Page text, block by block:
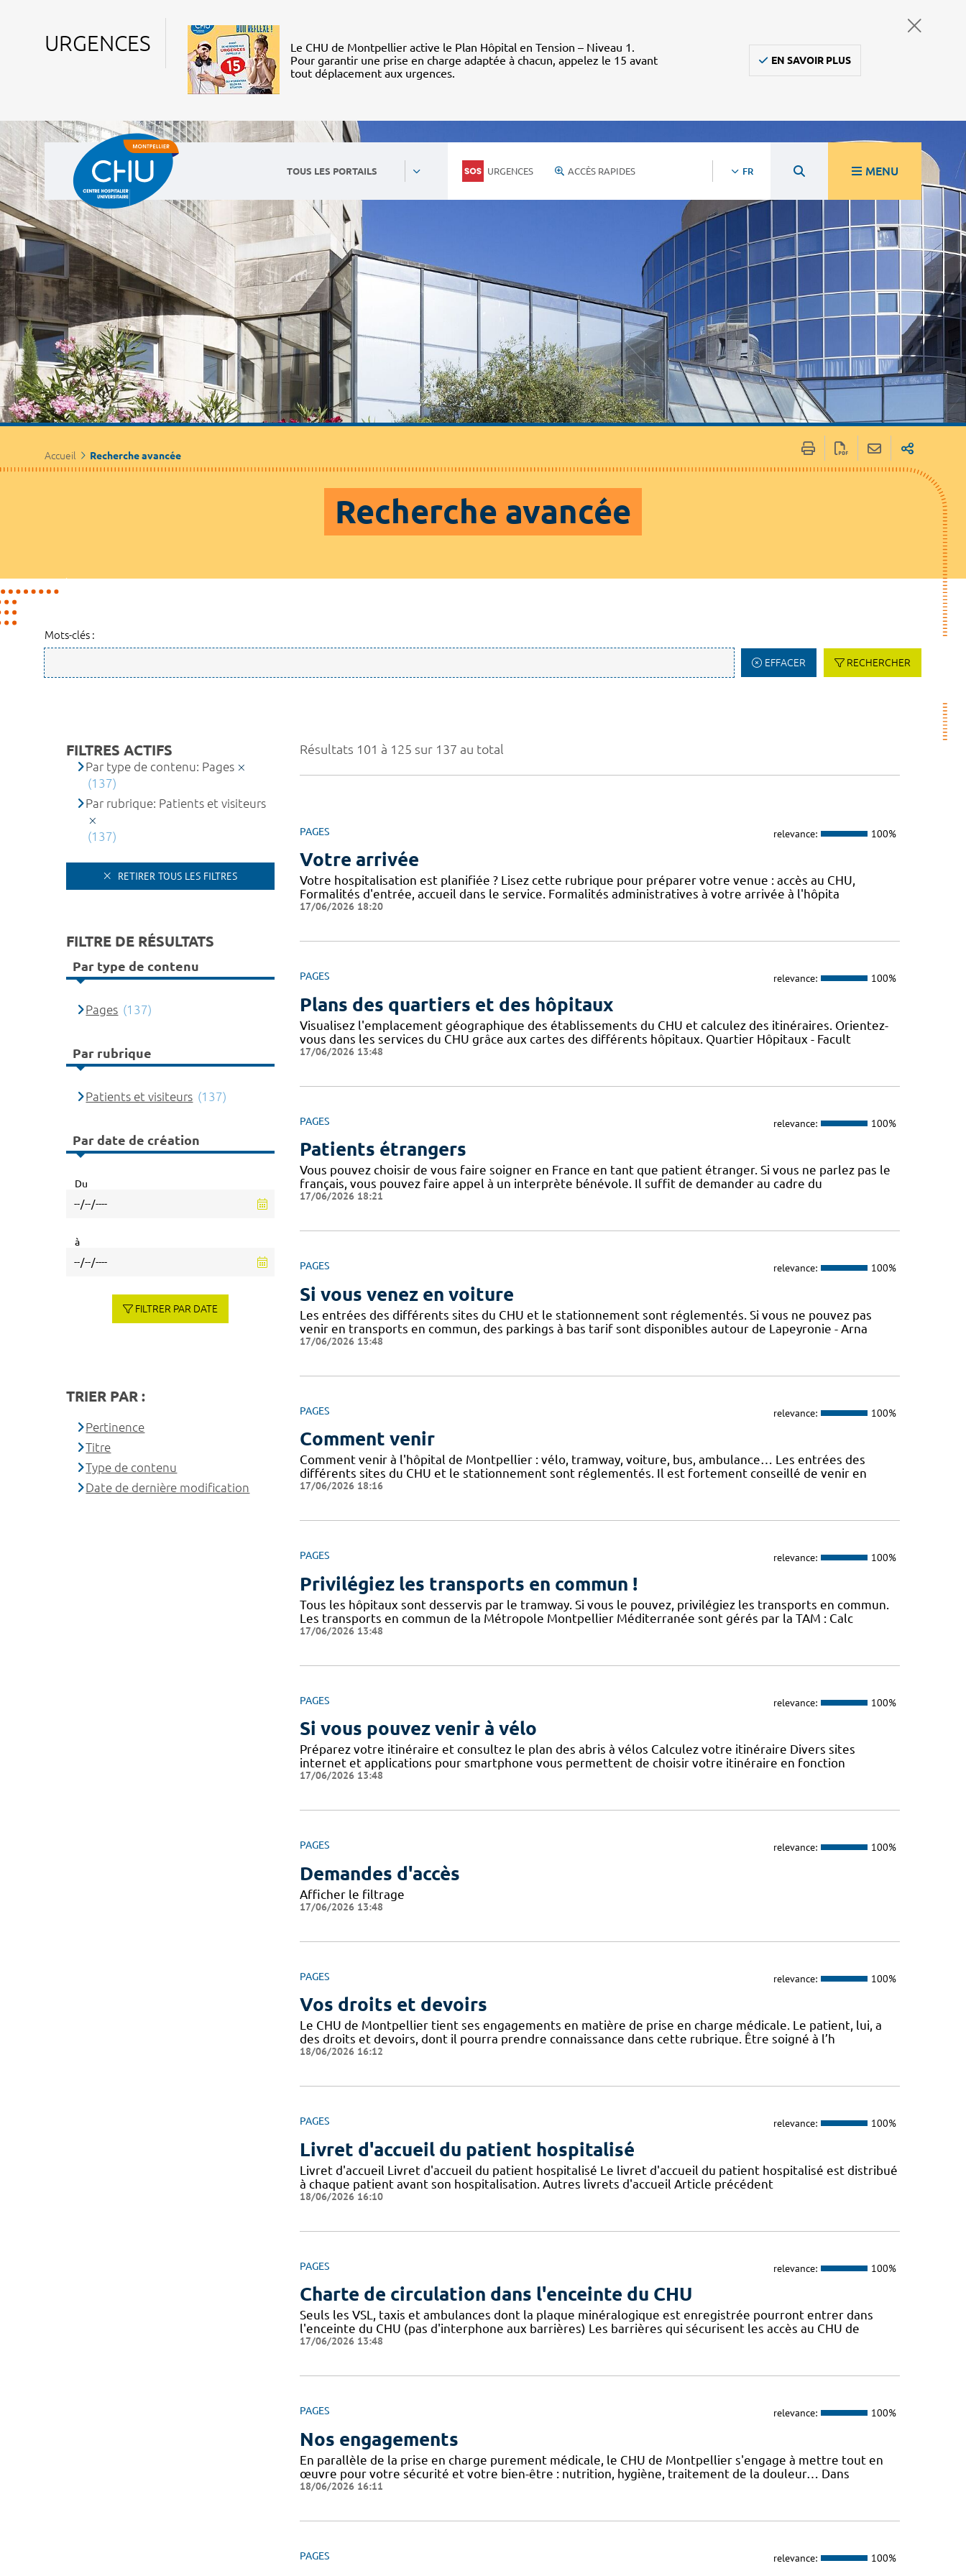
URGENCES
Le CHU de Montpellier active le Plan Hôpital en Tension – Niveau 1.
Pour garantir une prise en charge adaptée à chacun, appelez le 15 avant
tout déplacement aux urgences.
EN SAVOIR PLUS
TOUS LES PORTAILS URGENCES ACCÈS RAPIDES FR MENU
Accueil Recherche avancée
Recherche avancée
Mots-clés :
EFFACER RECHERCHER
Résultats 101 à 125 sur 137 au total
PAGES relevance: 100%
Votre arrivée
Votre hospitalisation est planifiée ? Lisez cette rubrique pour préparer votre venue : accès au CHU,
Formalités d'entrée, accueil dans le service. Formalités administratives à votre arrivée à l'hôpita
17/06/2026 18:20
PAGES relevance: 100%
Plans des quartiers et des hôpitaux
Visualisez l'emplacement géographique des établissements du CHU et calculez des itinéraires. Orientez-
vous dans les services du CHU grâce aux cartes des différents hôpitaux. Quartier Hôpitaux - Facult
17/06/2026 13:48
PAGES relevance: 100%
Patients étrangers
Vous pouvez choisir de vous faire soigner en France en tant que patient étranger. Si vous ne parlez pas le
français, vous pouvez faire appel à un interprète bénévole. Il suffit de demander au cadre du
17/06/2026 18:21
PAGES relevance: 100%
Si vous venez en voiture
Les entrées des différents sites du CHU et le stationnement sont réglementés. Si vous ne pouvez pas
venir en transports en commun, des parkings à bas tarif sont disponibles autour de Lapeyronie - Arna
17/06/2026 13:48
PAGES relevance: 100%
Comment venir
Comment venir à l'hôpital de Montpellier : vélo, tramway, voiture, bus, ambulance… Les entrées des
différents sites du CHU et le stationnement sont réglementés. Il est fortement conseillé de venir en
17/06/2026 18:16
PAGES relevance: 100%
Privilégiez les transports en commun !
Tous les hôpitaux sont desservis par le tramway. Si vous le pouvez, privilégiez les transports en commun.
Les transports en commun de la Métropole Montpellier Méditerranée sont gérés par la TAM : Calc
17/06/2026 13:48
PAGES relevance: 100%
Si vous pouvez venir à vélo
Préparez votre itinéraire et consultez le plan des abris à vélos Calculez votre itinéraire Divers sites
internet et applications pour smartphone vous permettent de choisir votre itinéraire en fonction
17/06/2026 13:48
PAGES relevance: 100%
Demandes d'accès
Afficher le filtrage
17/06/2026 13:48
PAGES relevance: 100%
Vos droits et devoirs
Le CHU de Montpellier tient ses engagements en matière de prise en charge médicale. Le patient, lui, a
des droits et devoirs, dont il pourra prendre connaissance dans cette rubrique. Être soigné à l’h
18/06/2026 16:12
PAGES relevance: 100%
Livret d'accueil du patient hospitalisé
Livret d'accueil Livret d'accueil du patient hospitalisé Le livret d'accueil du patient hospitalisé est distribué
à chaque patient avant son hospitalisation. Autres livrets d'accueil Article précédent
18/06/2026 16:10
PAGES relevance: 100%
Charte de circulation dans l'enceinte du CHU
Seuls les VSL, taxis et ambulances dont la plaque minéralogique est enregistrée pourront entrer dans
l'enceinte du CHU (pas d'interphone aux barrières) Les barrières qui sécurisent les accès au CHU de
17/06/2026 13:48
PAGES relevance: 100%
Nos engagements
En parallèle de la prise en charge purement médicale, le CHU de Montpellier s'engage à mettre tout en
œuvre pour votre sécurité et votre bien-être : nutrition, hygiène, traitement de la douleur… Dans
18/06/2026 16:11
PAGES relevance: 100%
FILTRES ACTIFS
Par type de contenu: Pages
(137)
Par rubrique: Patients et visiteurs
(137)
RETIRER TOUS LES FILTRES
FILTRE DE RÉSULTATS
Par type de contenu
Pages (137)
Par rubrique
Patients et visiteurs (137)
Par date de création
Du
à
FILTRER PAR DATE
TRIER PAR :
Pertinence
Titre
Type de contenu
Date de dernière modification